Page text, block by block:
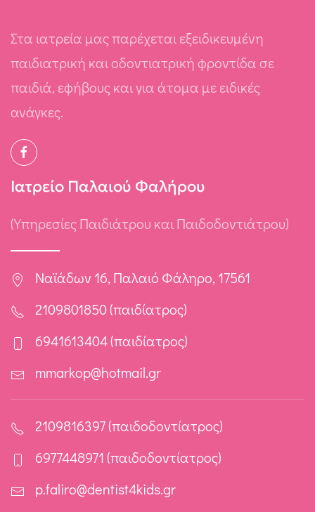
Στα ιατρεία μας παρέχεται εξειδικευμένη
παιδιατρική και οδοντιατρική φροντίδα σε
παιδιά, εφήβους και για άτομα με ειδικές
ανάγκες.
Ιατρείο Παλαιού Φαλήρου
(Υπηρεσίες Παιδιάτρου και Παιδοδοντιάτρου)
Ναϊάδων 16, Παλαιό Φάληρο, 17561
2109801850 (παιδίατρος)
6941613404 (παιδίατρος)
mmarkop@hotmail.gr
2109816397 (παιδοδοντίατρος)
6977448971 (παιδοδοντίατρος)
p.faliro@dentist4kids.gr